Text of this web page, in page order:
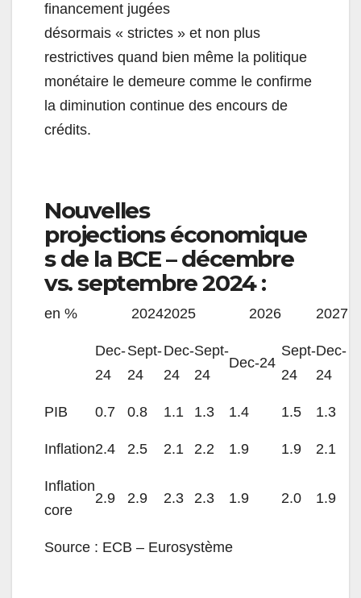
financement jugées
désormais « strictes » et non plus
restrictives quand bien même la politique
monétaire le demeure comme le confirme
la diminution continue des encours de
crédits.
Nouvelles
projections économique
s de la BCE – décembre
vs. septembre 2024 :
en % 20242025 2026 2027
Dec-
24
Sept-
24
Dec-
24
Sept-
24
Dec-24
Sept-
24
Dec-
24
PIB 0.7 0.8 1.1 1.3 1.4 1.5 1.3
Inflation2.4 2.5 2.1 2.2 1.9 1.9 2.1
Inflation
core
2.9 2.9 2.3 2.3 1.9 2.0 1.9
Source : ECB – Eurosystème